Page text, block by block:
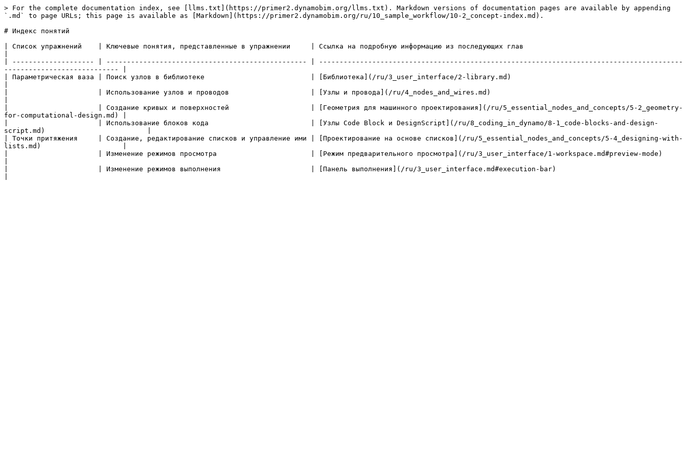
> For the complete documentation index, see [llms.txt](https://primer2.dynamobim.org/llms.txt). Markdown versions of documentation pages are available by appending
`.md` to page URLs; this page is available as [Markdown](https://primer2.dynamobim.org/ru/10_sample_workflow/10-2_concept-index.md).
# Индекс понятий
| Список упражнений    | Ключевые понятия, представленные в упражнении     | Ссылка на подробную информацию из последующих глав
| -------------------- | ------------------------------------------------- | -----------------------------------------------------------------------------------------
---------------------------- |
| Параметрическая ваза | Поиск узлов в библиотеке                          | [Библиотека](/ru/3_user_interface/2-library.md)
|                      | Использование узлов и проводов                    | [Узлы и провода](/ru/4_nodes_and_wires.md)
|                      | Создание кривых и поверхностей                    | [Геометрия для машинного проектирования](/ru/5_essential_nodes_and_concepts/5-2_geometry-
for-computational-design.md) |
|                      | Использование блоков кода                         | [Узлы Code Block и DesignScript](/ru/8_coding_in_dynamo/8-1_code-blocks-and-design-
script.md)                         |
| Точки притяжения     | Создание, редактирование списков и управление ими | [Проектирование на основе списков](/ru/5_essential_nodes_and_concepts/5-4_designing-with-
lists.md)                    |
|                      | Изменение режимов просмотра                       | [Режим предварительного просмотра](/ru/3_user_interface/1-workspace.md#preview-mode)
|                      | Изменение режимов выполнения                      | [Панель выполнения](/ru/3_user_interface.md#execution-bar)